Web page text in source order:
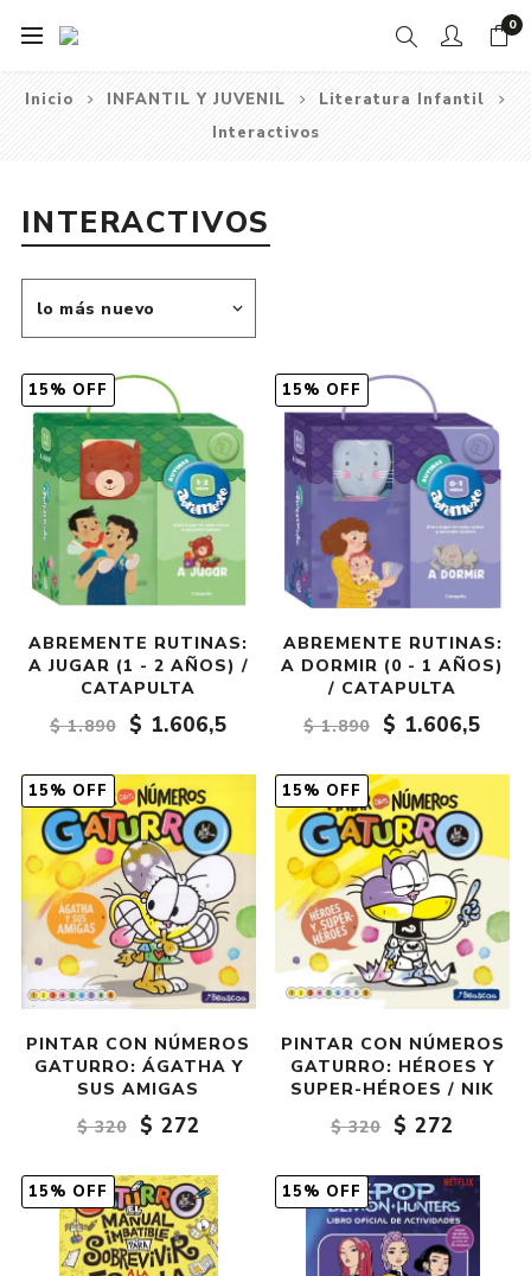
0
Inicio INFANTIL Y JUVENIL
Literatura Infantil
Interactivos
INTERACTIVOS
15% OFF
ABREMENTE RUTINAS:
A JUGAR (1 - 2 AÑOS) /
CATAPULTA
$ 1.890
$ 1.606,5
15% OFF
ABREMENTE RUTINAS:
A DORMIR (0 - 1 AÑOS)
/ CATAPULTA
$ 1.890
$ 1.606,5
15% OFF
PINTAR CON NÚMEROS
GATURRO: ÁGATHA Y
SUS AMIGAS
$ 320
$ 272
15% OFF
PINTAR CON NÚMEROS
GATURRO: HÉROES Y
SUPER-HÉROES / NIK
$ 320
$ 272
15% OFF 15% OFF